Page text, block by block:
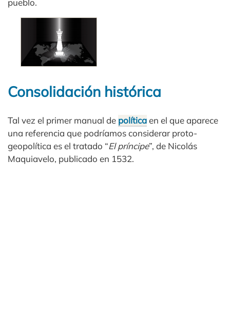
pueblo.
Consolidación histórica
Tal vez el primer manual de políticaen el que aparece
una referencia que podríamos considerar proto-
geopolítica es el tratado “El príncipe”, de Nicolás
Maquiavelo, publicado en 1532.